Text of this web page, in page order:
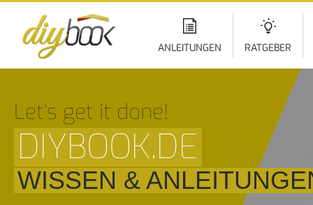
ANLEITUNGEN RATGEBER
Let‘s get it done!
DIYBOOK.DE
WISSEN &